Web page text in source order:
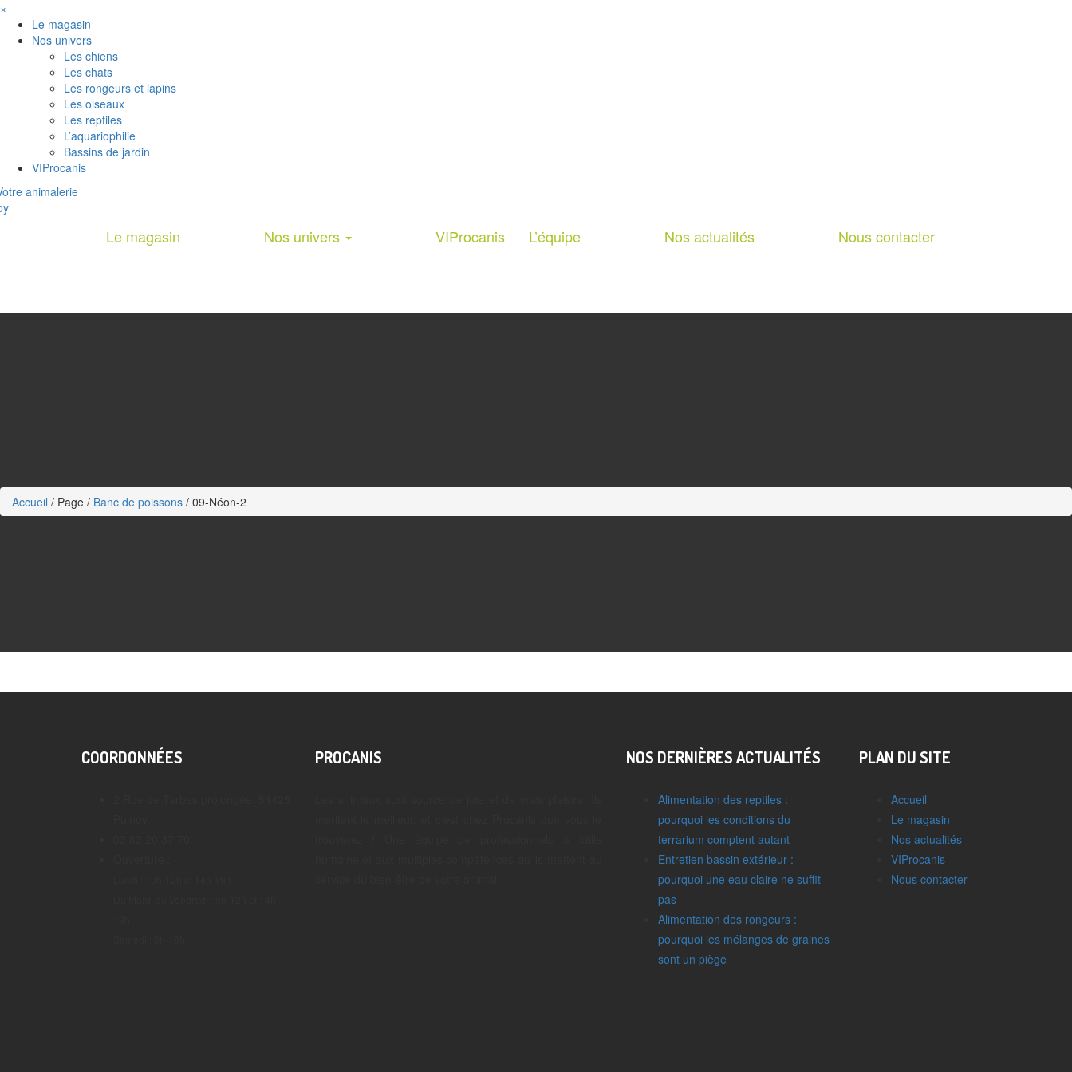
×
Le magasin
Nos univers
Les chiens
Les chats
Les rongeurs et lapins
Les oiseaux
Les reptiles
L’aquariophilie
Bassins de jardin
VIProcanis
Le magasin Nos univers VIProcanis L’équipe Nos actualités Nous contacter
Accueil / Page / Banc de poissons / 09-Néon-2
COORDONNÉES PROCANIS NOS DERNIÈRES ACTUALITÉS
Alimentation des reptiles :
pourquoi les conditions du
terrarium comptent autant
Entretien bassin extérieur :
pourquoi une eau claire ne suffit
pas
Alimentation des rongeurs :
pourquoi les mélanges de graines
sont un piège
PLAN DU SITE
Accueil
Le magasin
Nos actualités
VIProcanis
Nous contacter